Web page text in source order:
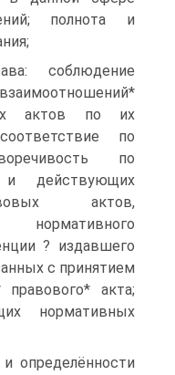
полнота и
соблюдение
актов по их
по
по
действующих
актов,
? издавшего
с принятием
правового* акта;
нормативных
определённости